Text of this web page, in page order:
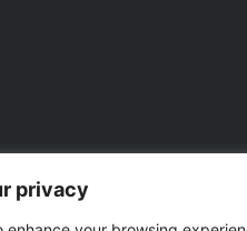
privacy
Comunicazione
Rossano CS